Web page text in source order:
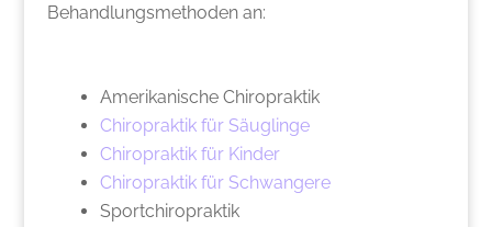
Behandlungsmethoden an:
Amerikanische Chiropraktik
Chiropraktik für Säuglinge
Chiropraktik für Kinder
Chiropraktik für Schwangere
Sportchiropraktik